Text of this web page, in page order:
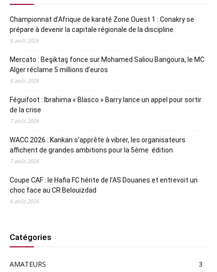
Championnat d’Afrique de karaté Zone Ouest 1 : Conakry se
prépare à devenir la capitale régionale de la discipline
8 août 2026
Mercato : Beşiktaş fonce sur Mohamed Saliou Bangoura, le MC
Alger réclame 5 millions d’euros
8 août 2026
Féguifoot : Ibrahima « Blasco » Barry lance un appel pour sortir
de la crise
7 août 2026
WACC 2026 : Kankan s’apprête à vibrer, les organisateurs
affichent de grandes ambitions pour la 5ème édition
7 août 2026
Coupe CAF : le Hafia FC hérite de l’AS Douanes et entrevoit un
choc face au CR Belouizdad
6 août 2026
Catégories
AMATEURS
3